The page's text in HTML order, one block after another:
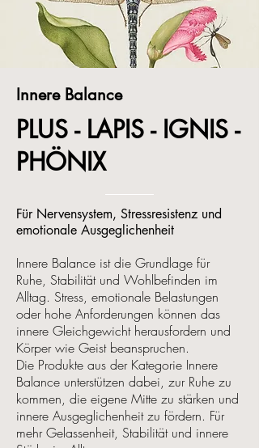
Innere Balance
PLUS - LAPIS - IGNIS -
PHÖNIX
Für Nervensystem, Stressresistenz und
emotionale Ausgeglichenheit
Innere Balance ist die Grundlage für
Ruhe, Stabilität und Wohlbefinden im
Alltag. Stress, emotionale Belastungen
oder hohe Anforderungen können das
innere Gleichgewicht herausfordern und
Körper wie Geist beanspruchen.
Die Produkte aus der Kategorie Innere
Balance unterstützen dabei, zur Ruhe zu
kommen, die eigene Mitte zu stärken und
innere Ausgeglichenheit zu fördern. Für
mehr Gelassenheit, Stabilität und innere